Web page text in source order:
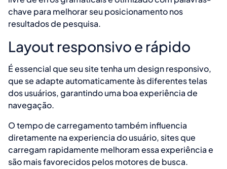
chave para melhorar seu posicionamento nos
resultados de pesquisa.
Layout responsivo e rápido
É essencial que seu site tenha um design responsivo,
que se adapte automaticamente às diferentes telas
dos usuários, garantindo uma boa experiência de
navegação.
O tempo de carregamento também influencia
diretamente na experiencia do usuário, sites que
carregam rapidamente melhoram essa experiência e
são mais favorecidos pelos motores de busca.